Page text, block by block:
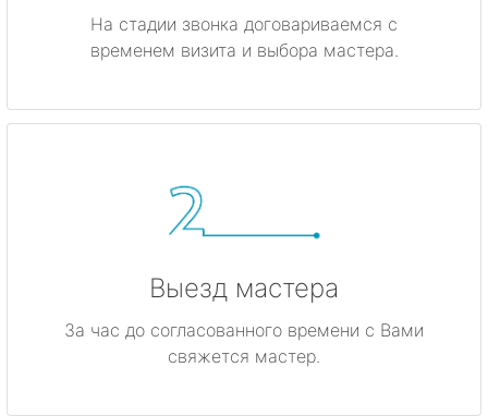
На стадии звонка договариваемся с
временем визита и выбора мастера.
Выезд мастера
За час до согласованного времени с Вами
свяжется мастер.